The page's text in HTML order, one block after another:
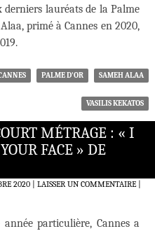
derniers lauréats de la Palme
primé à Cannes en 2020,
PALME D'OR SAMEH ALAA
VASILIS KEKATOS
MÉTRAGE : « I
FACE » DE
2020 LAISSER UN COMMENTAIRE|
année particulière, Cannes a